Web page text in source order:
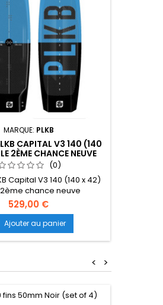
MARQUE: PLKB
CAPITAL V3 140 (140
2ÈME CHANCE NEUVE
(0)
Capital V3 140 (140 x 42)
chance neuve
529,00 €
Ajouter au panier
>
<